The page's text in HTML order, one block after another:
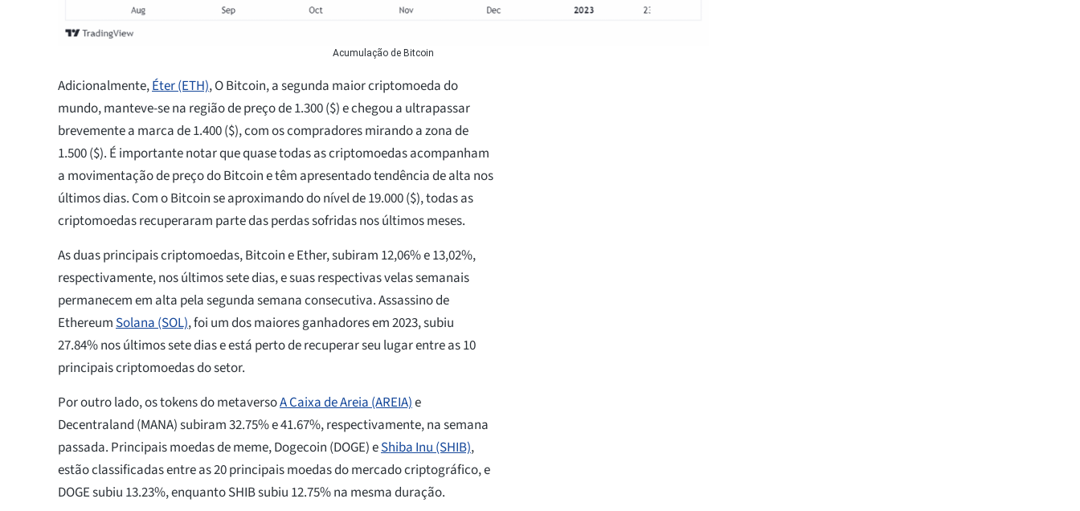
Acumulação de Bitcoin
Adicionalmente,Éter (ETH), O Bitcoin, a segunda maior criptomoeda do
mundo, manteve-se na região de preço de 1.300 ($) e chegou a ultrapassar
brevemente a marca de 1.400 ($), com os compradores mirando a zona de
1.500 ($). É importante notar que quase todas as criptomoedas acompanham
a movimentação de preço do Bitcoin e têm apresentado tendência de alta nos
últimos dias. Com o Bitcoin se aproximando do nível de 19.000 ($), todas as
criptomoedas recuperaram parte das perdas sofridas nos últimos meses.
As duas principais criptomoedas, Bitcoin e Ether, subiram 12,06% e 13,02%,
respectivamente, nos últimos sete dias, e suas respectivas velas semanais
permanecem em alta pela segunda semana consecutiva. Assassino de
EthereumSolana (SOL), foi um dos maiores ganhadores em 2023, subiu
27.84% nos últimos sete dias e está perto de recuperar seu lugar entre as 10
principais criptomoedas do setor.
Por outro lado, os tokens do metaversoA Caixa de Areia (AREIA)e
Decentraland (MANA) subiram 32.75% e 41.67%, respectivamente, na semana
passada. Principais moedas de meme, Dogecoin (DOGE) eShiba Inu (SHIB),
estão classificadas entre as 20 principais moedas do mercado criptográfico, e
DOGE subiu 13.23%, enquanto SHIB subiu 12.75% na mesma duração.